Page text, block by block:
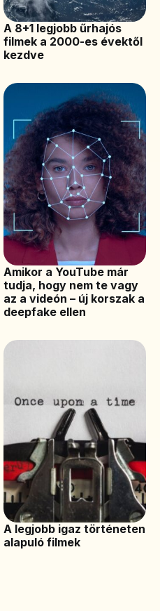
A 8+1 legjobb űrhajós
filmek a 2000-es évektől
kezdve
Amikor a YouTube már
tudja, hogy nem te vagy
az a videón – új korszak a
deepfake ellen
A legjobb igaz történeten
alapuló filmek